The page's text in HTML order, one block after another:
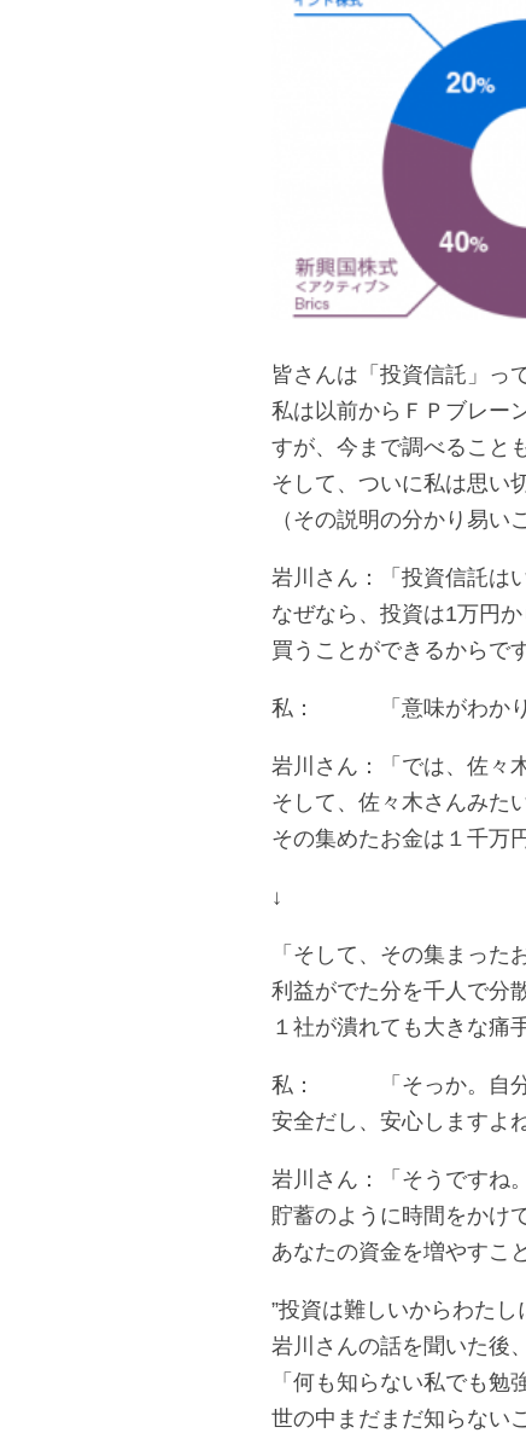
皆さんは「投資信託」っ
私は以前からＦＰブレー
すが、今まで調べること
そして、ついに私は思い
（その説明の分かり易
岩川さん：「投資信託は
なぜなら、投資は1万円
買うことができるからで
私： 「意味がわかりま
岩川さん：「では、佐々
そして、佐々木さんみた
その集めたお金は１千万
↓
「そして、その集まっ
利益がでた分を千人で分
１社が潰れても大きな痛
私： 「そっか。自分の
安全だし、安心しますよ
岩川さん：「そうですね
貯蓄のように時間をかけ
あなたの資金を増やすこ
”投資は難しいからわたし
岩川さんの話を聞いた後、
「何も知らない私でも勉
世の中まだまだ知らない